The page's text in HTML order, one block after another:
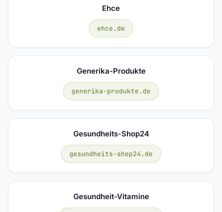
Ehce
ehce.de
Generika-Produkte
generika-produkte.de
Gesundheits-Shop24
gesundheits-shop24.de
Gesundheit-Vitamine